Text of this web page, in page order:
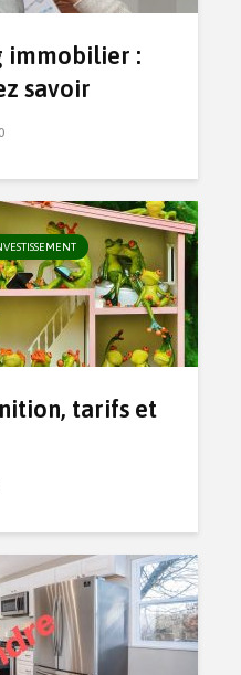
immobilier :
savoir
tarifs et